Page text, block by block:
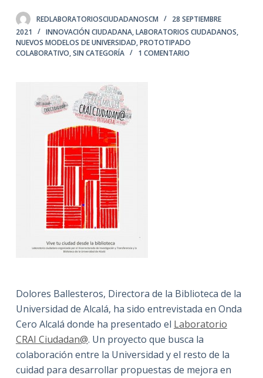
REDLABORATORIOSCIUDADANOSCM
28 SEPTIEMBRE
2021
INNOVACIÓN CIUDADANA,LABORATORIOS CIUDADANOS,
NUEVOS MODELOS DE UNIVERSIDAD,PROTOTIPADO
COLABORATIVO,SIN CATEGORÍA 1 COMENTARIO
Dolores Ballesteros, Directora de la Biblioteca de la
Universidad de Alcalá, ha sido entrevistada en Onda
Cero Alcalá donde ha presentado el Laboratorio
CRAI Ciudadan@. Un proyecto que busca la
colaboración entre la Universidad y el resto de la
cuidad para desarrollar propuestas de mejora en